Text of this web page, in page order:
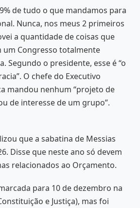
de tudo o que mandamos para
Nunca, nos meus 2 primeiros
a quantidade de coisas que
um Congresso totalmente
Segundo o presidente, esse é “o
O chefe do Executivo
mandou nenhum “projeto de
de interesse de um grupo”.
que a sabatina de Messias
Disse que neste ano só devem
relacionados ao Orçamento.
para 10 de dezembro na
e Justiça), mas foi